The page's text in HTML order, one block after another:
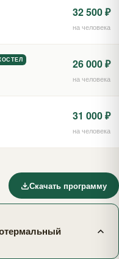
32 500 ₽
на человека
26 000 ₽
на человека
31 000 ₽
на человека
Скачать программу